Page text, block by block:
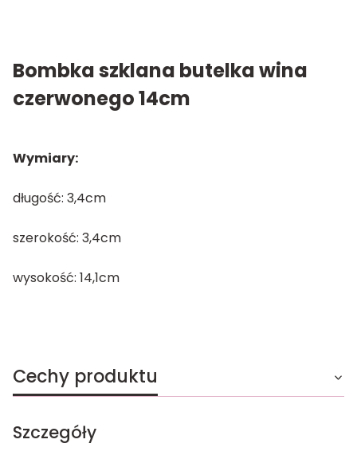
Bombka szklana butelka wina
czerwonego 14cm
Wymiary:
długość: 3,4cm
szerokość: 3,4cm
wysokość: 14,1cm
Cechy produktu
Szczegóły